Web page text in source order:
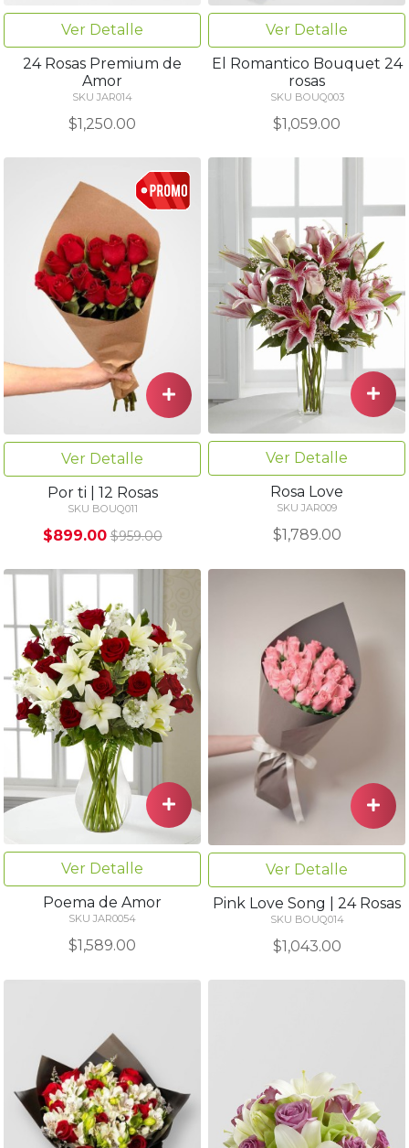
Ver Detalle
24 Rosas Premium de
Amor
SKU JAR014
$1,250.00
Ver Detalle
El Romantico Bouquet 24
rosas
SKU BOUQ003
$1,059.00
Ver Detalle
Por ti | 12 Rosas
SKU BOUQ011
$899.00 $959.00
Ver Detalle
Rosa Love
SKU JAR009
$1,789.00
Ver Detalle
Poema de Amor
SKU JAR0054
$1,589.00
Ver Detalle
Pink Love Song | 24 Rosas
SKU BOUQ014
$1,043.00